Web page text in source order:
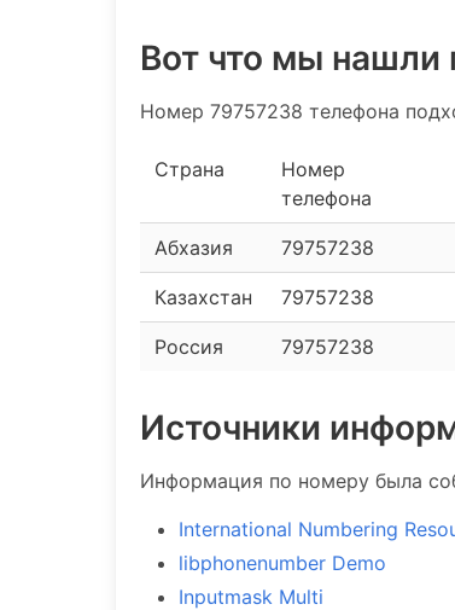
Вот что мы нашли
Номер 79757238 телефона
Страна
Номер
телефона
Абхазия 79757238
Казахстан 79757238
Россия 79757238
Источники
Информация по номеру была
International Numbering
libphonenumber Demo
Inputmask Multi